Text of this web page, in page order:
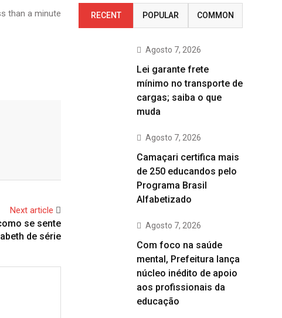
than a minute
Next article
se sente
de série
RECENT POPULAR COMMON
Agosto 7, 2026
Lei garante frete
mínimo no transporte de
cargas; saiba o que
muda
Agosto 7, 2026
Camaçari certifica mais
de 250 educandos pelo
Programa Brasil
Alfabetizado
Agosto 7, 2026
Com foco na saúde
mental, Prefeitura lança
núcleo inédito de apoio
aos profissionais da
educação